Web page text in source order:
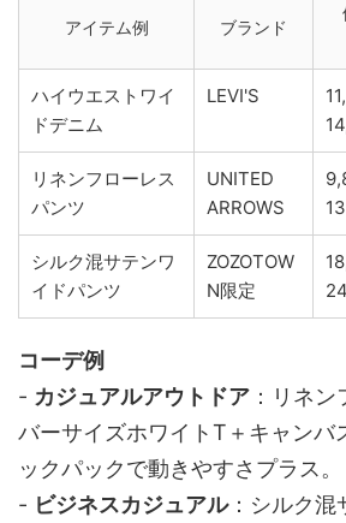
アイテム例 ブランド
ハイウエストワイ
ドデニム
LEVI'S
リネンフローレス
パンツ
UNITED
ARROWS
シルク混サテンワ
イドパンツ
ZOZOTOW
N限定
コーデ例
- カジュアルアウトドア ：リネ
バーサイズホワイトT＋キャンバ
ックパックで動きやすさプラス。
- ビジネスカジュアル：シルク混